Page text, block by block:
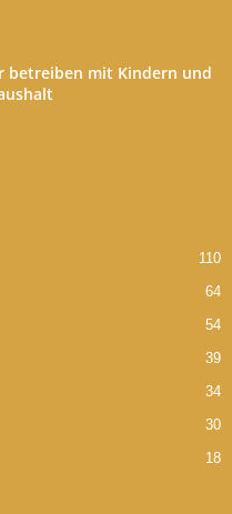
betreiben mit Kindern und
110
64
54
39
34
30
18